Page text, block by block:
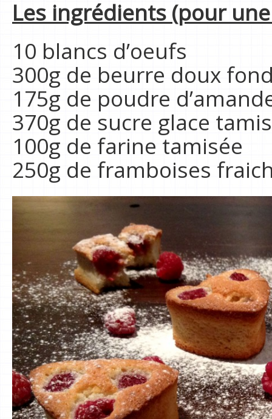
Les ingrédients (pour
10 blancs d’oeufs
300g de beurre doux
175g de poudre
370g de sucre glace
100g de farine tamisée
250g de framboises